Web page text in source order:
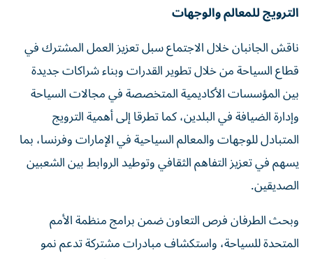
الترويج للمعالم والوجهات
ناقش الجانبان خلال الاجتماع سبل تعزيز العمل المشترك في
قطاع السياحة من خلال تطوير القدرات وبناء شراكات جديدة
بين المؤسسات الأكاديمية المتخصصة في مجالات السياحة
وإدارة الضيافة في البلدين، كما تطرقا إلى أهمية الترويج
المتبادل للوجهات والمعالم السياحية في الإمارات وفرنسا، بما
يسهم في تعزيز التفاهم الثقافي وتوطيد الروابط بين الشعبين
الصديقين.
وبحث الطرفان فرص التعاون ضمن برامج منظمة الأمم
المتحدة للسياحة، واستكشاف مبادرات مشتركة تدعم نمو